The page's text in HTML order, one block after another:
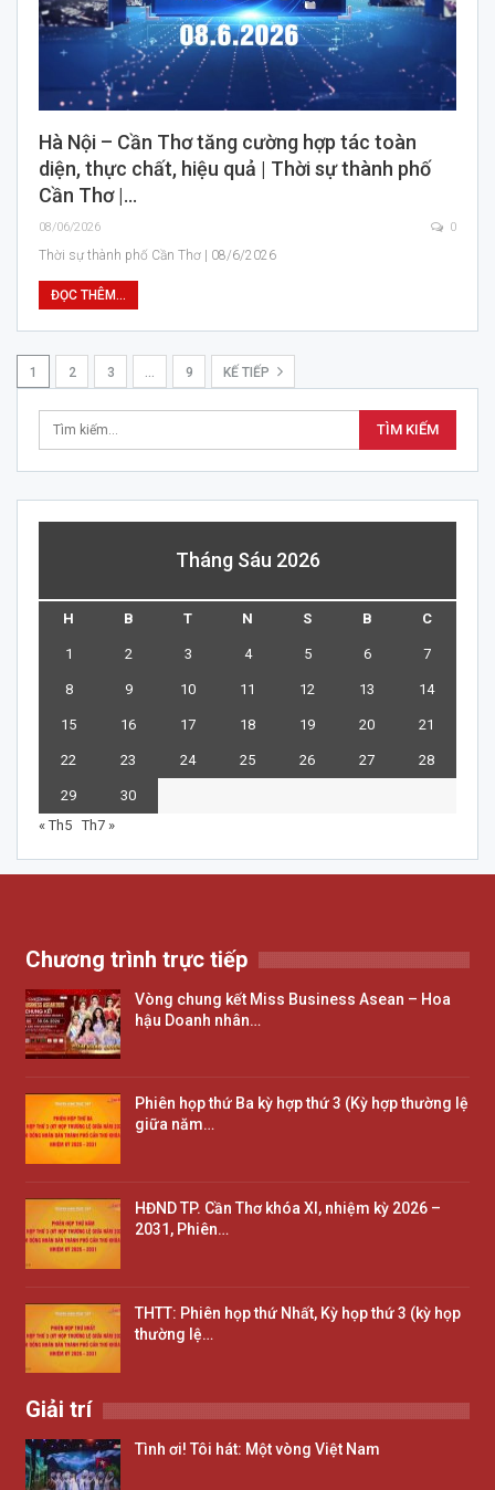
Hà Nội – Cần Thơ tăng cường hợp tác toàn
diện, thực chất, hiệu quả | Thời sự thành phố
Cần Thơ |…
08/06/2026 0
Thời sự thành phố Cần Thơ | 08/6/2026
ĐỌC THÊM...
1 2 3 … 9 KẾ TIẾP
Tháng Sáu 2026
H B T N S B C
1 2 3 4 5 6 7
8 9 10 11 12 13 14
15 16 17 18 19 20 21
22 23 24 25 26 27 28
29
30
« Th5 Th7 »
Chương trình trực tiếp
Vòng chung kết Miss Business Asean – Hoa
hậu Doanh nhân…
Phiên họp thứ Ba kỳ hợp thứ 3 (Kỳ hợp thường lệ
giữa năm…
HĐND TP. Cần Thơ khóa XI, nhiệm kỳ 2026 –
2031, Phiên…
THTT: Phiên họp thứ Nhất, Kỳ họp thứ 3 (kỳ họp
thường lệ…
Giải trí
Tình ơi! Tôi hát: Một vòng Việt Nam